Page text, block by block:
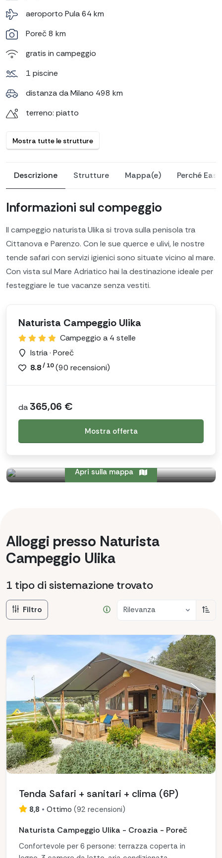
aeroporto Pula 64 km
Poreč 8 km
gratis in campeggio
1 piscine
distanza da Milano 498 km
terreno: piatto
Mostra tutte le strutture
Descrizione Strutture Mappa(e) Perché
Informazioni sul compeggio
Il campeggio naturista Ulika si trova sulla penisola tra
Cittanova e Parenzo. Con le sue querce e ulivi, le nostre
tende safari con servizi igienici sono situate vicino al mare.
Con vista sul Mare Adriatico hai la destinazione ideale per
festeggiare le tue vacanze senza vestiti.
Naturista Campeggio Ulika
Campeggio a 4 stelle
Istria · Poreč
8.8/ 10(90 recensioni)
da 365,06 €
Mostra offerta
Apri sulla mappa
Alloggi presso Naturista
Campeggio Ulika
1 tipo di sistemazione trovato
Filtro Rilevanza
Tenda Safari + sanitari + clima (6P)
8,8 • Ottimo (92 recensioni)
Naturista Campeggio Ulika - Croazia - Poreč
Confortevole per 6 persone: terrazza coperta in